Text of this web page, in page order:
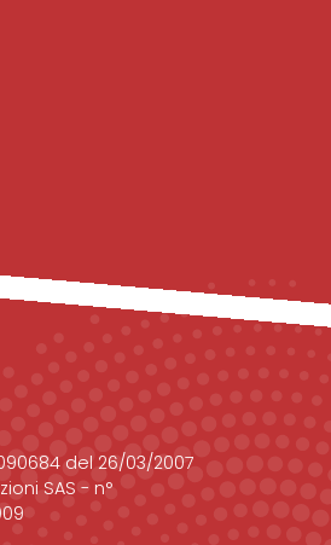
del 26/03/2007
SAS - n°